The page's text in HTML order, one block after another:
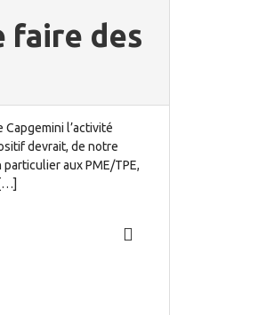
faire des
l’activité
devrait, de notre
aux PME/TPE,